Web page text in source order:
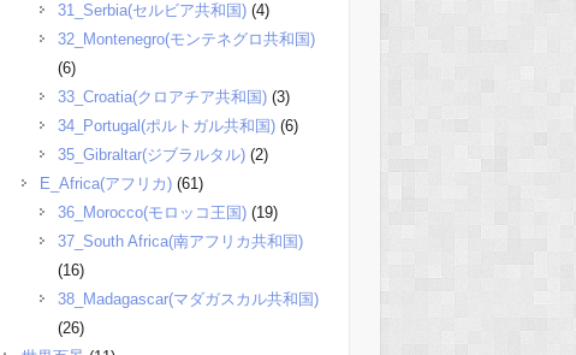
31_Serbia(セルビア共和国)(4)
32_Montenegro(モンテネグロ共和国)
(6)
33_Croatia(クロアチア共和国)(3)
34_Portugal(ポルトガル共和国)(6)
35_Gibraltar(ジブラルタル)(2)
E_Africa(アフリカ)(61)
36_Morocco(モロッコ王国)(19)
37_South Africa(南アフリカ共和国)
(16)
38_Madagascar(マダガスカル共和国)
(26)